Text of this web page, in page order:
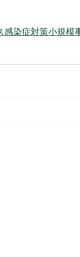
染症対策小規模